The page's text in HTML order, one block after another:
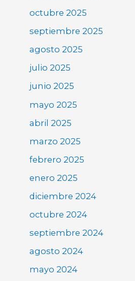
octubre 2025
septiembre 2025
agosto 2025
julio 2025
junio 2025
mayo 2025
abril 2025
marzo 2025
febrero 2025
enero 2025
diciembre 2024
octubre 2024
septiembre 2024
agosto 2024
mayo 2024